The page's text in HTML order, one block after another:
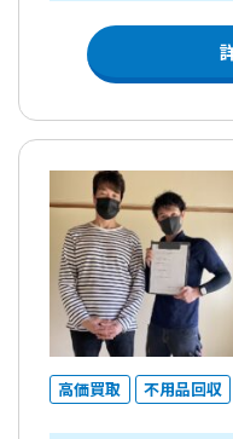
高価買取 不用品回収